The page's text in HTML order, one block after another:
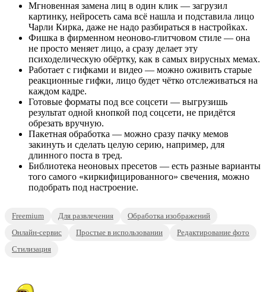
Мгновенная замена лиц в один клик — загрузил
картинку, нейросеть сама всё нашла и подставила лицо
Чарли Кирка, даже не надо разбираться в настройках.
Фишка в фирменном неоново-глитчовом стиле — она
не просто меняет лицо, а сразу делает эту
психоделическую обёртку, как в самых вирусных мемах.
Работает с гифками и видео — можно оживить старые
реакционные гифки, лицо будет чётко отслеживаться на
каждом кадре.
Готовые форматы под все соцсети — выгрузишь
результат одной кнопкой под соцсети, не придётся
обрезать вручную.
Пакетная обработка — можно сразу пачку мемов
закинуть и сделать целую серию, например, для
длинного поста в тред.
Библиотека неоновых пресетов — есть разные варианты
того самого «киркифицированного» свечения, можно
подобрать под настроение.
Freemium Для развлечения
Обработка изображений
Онлайн-сервис
Простые в использовании
Редактирование фото
Стилизация